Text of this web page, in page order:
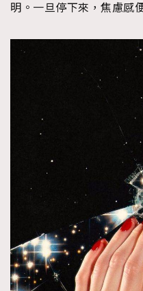
明。一旦停下來，焦慮感